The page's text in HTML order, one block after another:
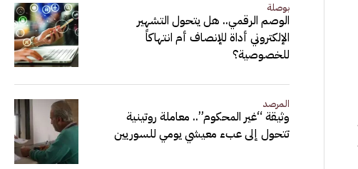
بوصلة
الوصم الرقمي.. هل يتحول التشهير
الإلكتروني أداة للإنصاف أم انتهاكاً
للخصوصية؟
المرصد
وثيقة “غير المحكوم”.. معاملة روتينية
تتحول إلى عبء معيشي يومي للسوريين